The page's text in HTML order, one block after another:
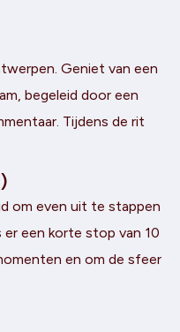
Geniet van een
begeleid door een
Tijdens de rit
om even uit te stappen
er een korte stop van 10
en om de sfeer